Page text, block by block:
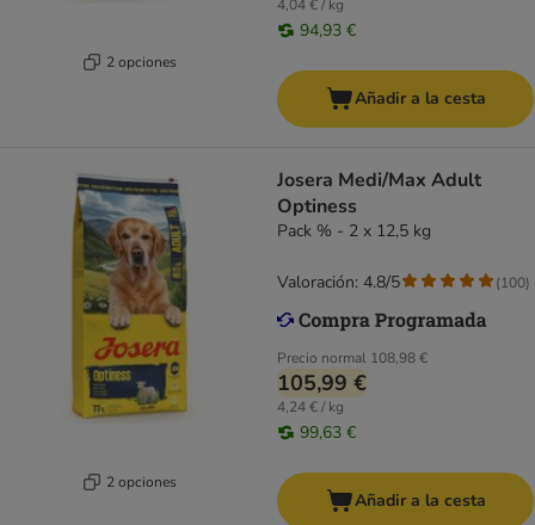
2 opciones
4,04 € / kg
94,93 €
Añadir a la cesta
2 opciones
Josera Medi/Max Adult
Optiness
Pack % - 2 x 12,5 kg
Precio normal 108,98 €
105,99 €
4,24 € / kg
99,63 €
Valoración: 4.8/5 (100)
Añadir a la cesta